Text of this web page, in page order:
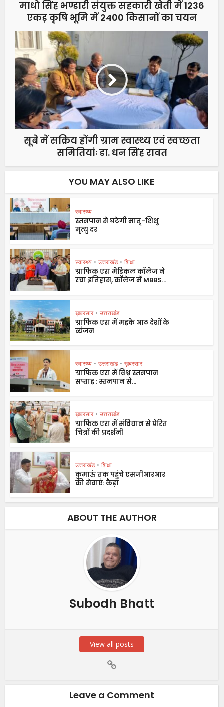
माधो सिंह भण्डारी संयुक्त सहकारी खेती में 1236
एकड़ कृषि भूमि में 2400 किसानों का चयन
सूबे में सक्रिय होंगी ग्राम स्वास्थ्य एवं स्वच्छता
समितियांः डा. धन सिंह रावत
YOU MAY ALSO LIKE
स्वास्थ्य
स्तनपान से घटेगी मातृ-शिशु
मृत्यु दर
स्वास्थ्य • उत्तराखंड • शिक्षा
ग्राफिक एरा मेडिकल कॉलेज ने
रचा इतिहास, कॉलेज में MBBS...
ख़बरसार • उत्तराखंड
ग्राफिक एरा में महके आठ देशों के
व्यंजन
स्वास्थ्य • उत्तराखंड • ख़बरसार
ग्राफिक एरा में विश्व स्तनपान
सप्ताह : स्तनपान से...
ख़बरसार • उत्तराखंड
ग्राफिक एरा में संविधान से प्रेरित
चित्रों की प्रदर्शनी
उत्तराखंड • शिक्षा
कुमाऊं तक पहुंचे एसजीआरआर
की सेवाएं: कैड़ा
ABOUT THE AUTHOR
Subodh Bhatt
View all posts
Leave a Comment